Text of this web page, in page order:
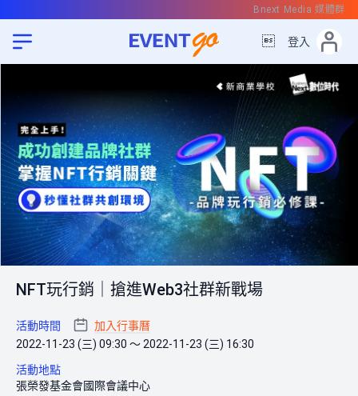
Bnext Media 媒體群
 登入
NFT玩行銷｜搶進Web3社群新戰場
活動時間
加入行事曆
2022-11-23 (三) 09:30 ～ 2022-11-23 (三) 16:30
活動地點
張榮發基金會國際會議中心